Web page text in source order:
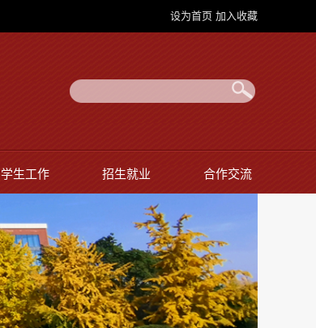
设为首页 加入收藏
学生工作 招生就业 合作交流